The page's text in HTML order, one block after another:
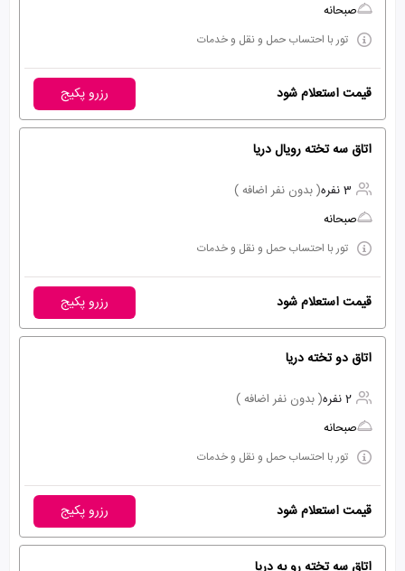
صبحانه
تور با احتساب حمل و نقل و خدمات
قیمت استعلام شود رزرو پکیج
اتاق سه تخته رویال دریا
3 نفره
( بدون نفر اضافه )
صبحانه
تور با احتساب حمل و نقل و خدمات
قیمت استعلام شود رزرو پکیج
اتاق دو تخته دریا
2 نفره
( بدون نفر اضافه )
صبحانه
تور با احتساب حمل و نقل و خدمات
قیمت استعلام شود رزرو پکیج